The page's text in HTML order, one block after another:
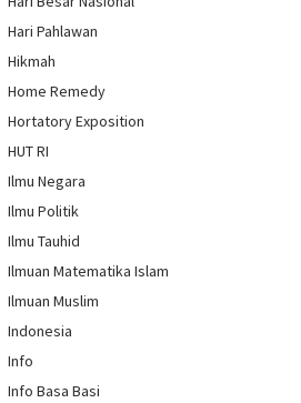
Hari Pahlawan
Hikmah
Home Remedy
Hortatory Exposition
HUT RI
Ilmu Negara
Ilmu Politik
Ilmu Tauhid
Ilmuan Matematika Islam
Ilmuan Muslim
Indonesia
Info
Info Basa Basi